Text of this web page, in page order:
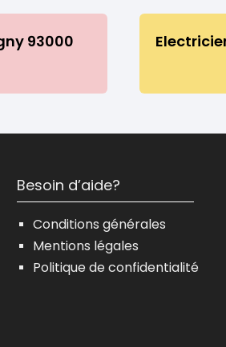
93000
Besoin d’aide?
Conditions générales
Mentions légales
Politique de confidentialité